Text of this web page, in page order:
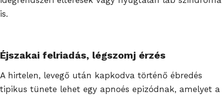
is.
Éjszakai felriadás, légszomj érzés
A hirtelen, levegő után kapkodva történő ébredés
tipikus tünete lehet egy apnoés epizódnak, amelyet a